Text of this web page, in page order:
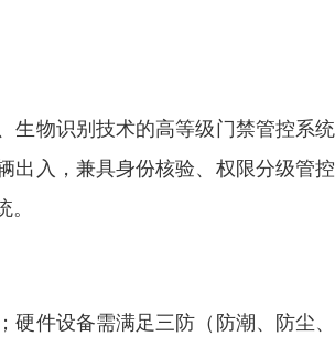
生物识别技术的高等级门禁管控系
出入，兼具身份核验、权限分级管
硬件设备需满足三防（防潮、防尘